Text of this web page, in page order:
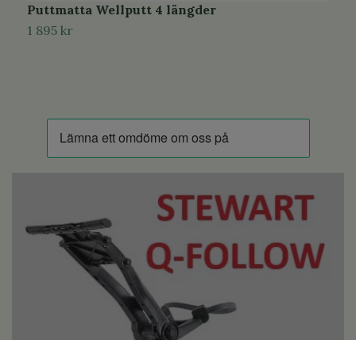
Puttmatta Wellputt 4 längder
1 895 kr